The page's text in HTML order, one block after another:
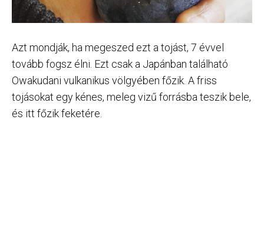
Azt mondják, ha megeszed ezt a tojást, 7 évvel
tovább fogsz élni. Ezt csak a Japánban található
Owakudani vulkanikus völgyében főzik. A friss
tojásokat egy kénes, meleg vizű forrásba teszik bele,
és itt főzik feketére.